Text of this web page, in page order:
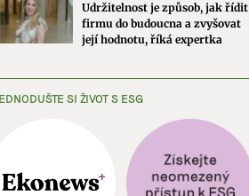
Udržitelnost je způsob, jak řídit
firmu do budoucna a zvyšovat
její hodnotu, říká expertka
SI ŽIVOT S ESG